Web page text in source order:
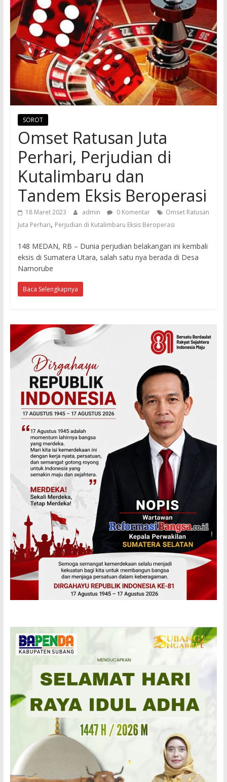
SOROT
Omset Ratusan Juta
Perhari, Perjudian di
Kutalimbaru dan
Tandem Eksis Beroperasi
18 Maret 2023 admin 0 Komentar
Omset Ratusan
Juta Perhari, Perjudian di Kutalimbaru Eksis Beroperasi
148 MEDAN, RB – Dunia perjudian belakangan ini kembali
eksis di Sumatera Utara, salah satu nya berada di Desa
Namorube
Baca Selengkapnya